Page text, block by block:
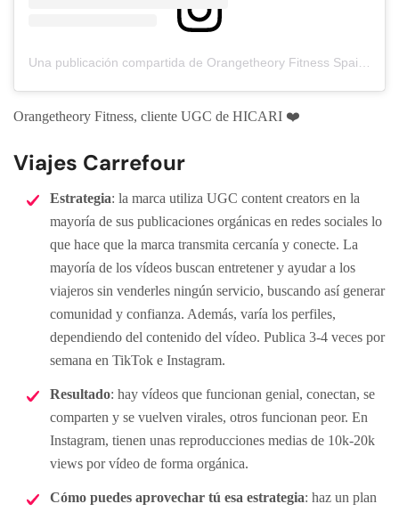
Una publicación compartida de Orangetheory Fitness Spain (@orangetheoryspain)
Orangetheory Fitness, cliente UGC de HICARI ❤️
Viajes Carrefour
Estrategia: la marca utiliza UGC content creators en la
mayoría de sus publicaciones orgánicas en redes sociales lo
que hace que la marca transmita cercanía y conecte. La
mayoría de los vídeos buscan entretener y ayudar a los
viajeros sin venderles ningún servicio, buscando así generar
comunidad y confianza. Además, varía los perfiles,
dependiendo del contenido del vídeo. Publica 3-4 veces por
semana en TikTok e Instagram.
Resultado: hay vídeos que funcionan genial, conectan, se
comparten y se vuelven virales, otros funcionan peor. En
Instagram, tienen unas reproducciones medias de 10k-20k
views por vídeo de forma orgánica.
Cómo puedes aprovechar tú esa estrategia: haz un plan